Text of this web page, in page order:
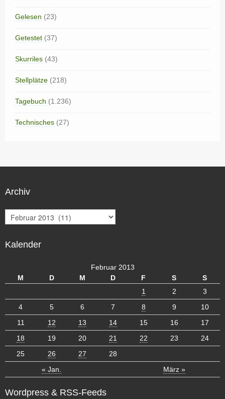
Gelesen (23)
Getestet (37)
Skurriles (43)
Stellplätze (218)
Tagebuch (1.236)
Technisches (27)
Archiv
r
h
Kalender
Februar 2013
M
D M D F S S
« Jan. März »
1 2
3
4
5 6 7 8 9
10
11
12 13 14 15 16
17
18
19 20 21 22 23
24
25
26 27 28
Wordpress & RSS-Feeds